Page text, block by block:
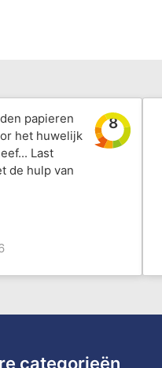
papieren
het huwelijk
Last
de hulp van
8
categorieën